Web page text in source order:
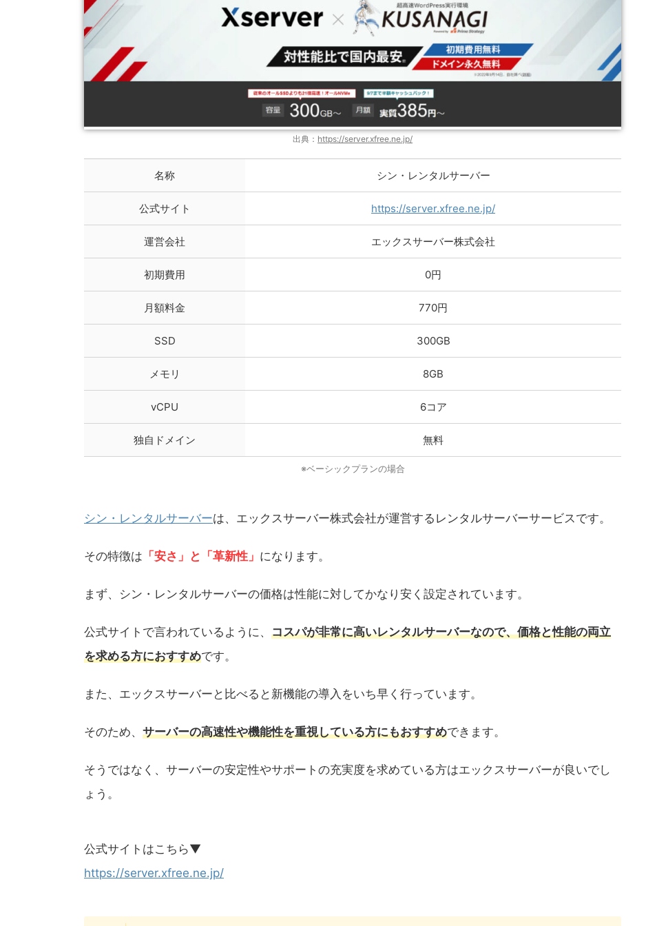
出典： https://server.xfree.ne.jp/
名称 シン・レンタルサーバー
公式サイト https://server.xfree.ne.jp/
運営会社 エックスサーバー株式会社
初期費用 0円
月額料金 770円
SSD 300GB
メモリ 8GB
vCPU 6コア
独自ドメイン 無料
※ベーシックプランの場合
シン・レンタルサーバーは、エックスサーバー株式会社が運営するレンタルサーバーサービスです。
その特徴は 「安さ」と「革新性」 になります。
まず、シン・レンタルサーバーの価格は性能に対してかなり安く設定されています。
公式サイトで言われているように、 コスパが非常に高いレンタルサーバーなので、価格と性能の両立
を求める方におすすめです。
また、エックスサーバーと比べると新機能の導入をいち早く行っています。
そのため、 サーバーの高速性や機能性を重視している方にもおすすめできます。
そうではなく、サーバーの安定性やサポートの充実度を求めている方はエックスサーバーが良いでし
ょう。
公式サイトはこちら▼
https://server.xfree.ne.jp/